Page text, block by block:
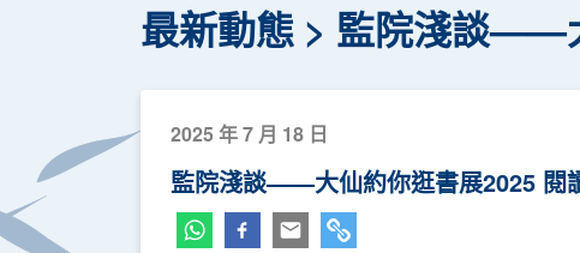
最新動態 監院淺談——
2025 年 7 月 18 日
監院淺談——大仙約你逛書展2025 閱